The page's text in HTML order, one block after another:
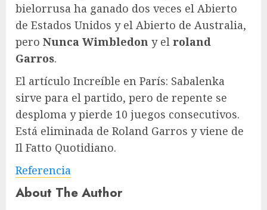
bielorrusa ha ganado dos veces el Abierto
de Estados Unidos y el Abierto de Australia,
pero Nunca Wimbledon y el roland
Garros.
El artículo Increíble en París: Sabalenka
sirve para el partido, pero de repente se
desploma y pierde 10 juegos consecutivos.
Está eliminada de Roland Garros y viene de
Il Fatto Quotidiano.
Referencia
About The Author